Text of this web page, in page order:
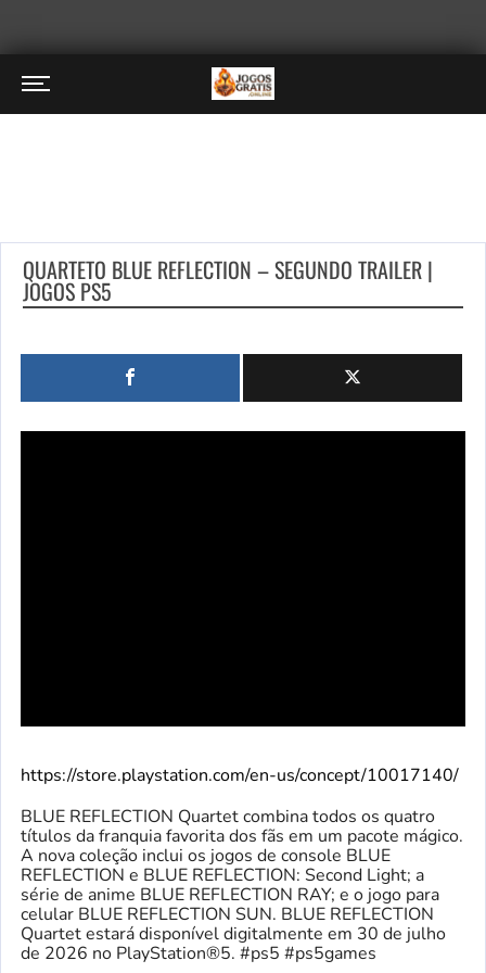
QUARTETO BLUE REFLECTION – SEGUNDO TRAILER |
JOGOS PS5
https://store.playstation.com/en-us/concept/10017140/
BLUE REFLECTION Quartet combina todos os quatro
títulos da franquia favorita dos fãs em um pacote mágico.
A nova coleção inclui os jogos de console BLUE
REFLECTION e BLUE REFLECTION: Second Light; a
série de anime BLUE REFLECTION RAY; e o jogo para
celular BLUE REFLECTION SUN. BLUE REFLECTION
Quartet estará disponível digitalmente em 30 de julho
de 2026 no PlayStation®5. #ps5 #ps5games